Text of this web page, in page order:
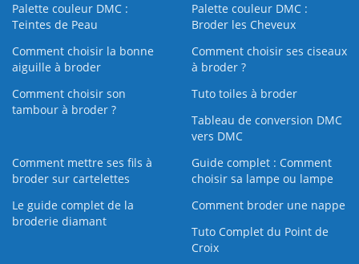
Palette couleur DMC :
Teintes de Peau
Palette couleur DMC :
Broder les Cheveux
Comment choisir la bonne
aiguille à broder
Comment choisir ses ciseaux
à broder ?
Comment choisir son
tambour à broder ?
Tuto toiles à broder
Tableau de conversion DMC
vers DMC
Comment mettre ses fils à
broder sur cartelettes
Guide complet : Comment
choisir sa lampe ou lampe
Le guide complet de la
broderie diamant
Comment broder une nappe
Tuto Complet du Point de
Croix